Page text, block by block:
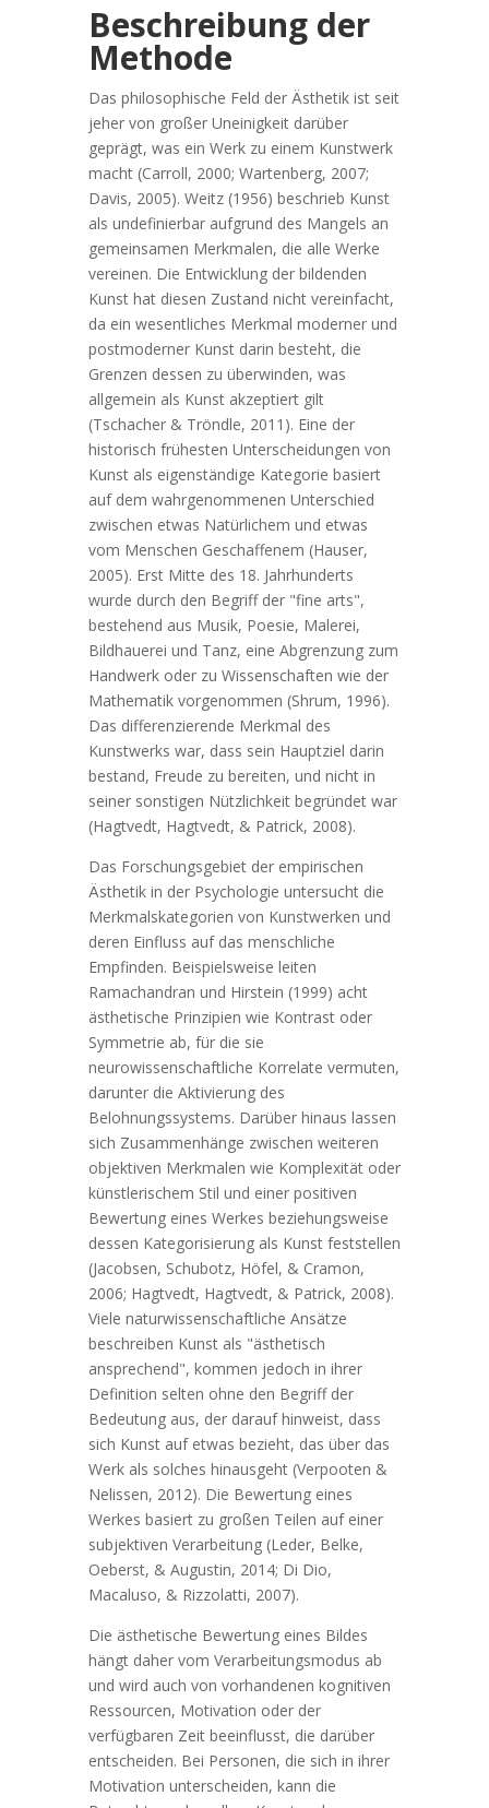
Beschreibung der
Methode
Das philosophische Feld der Ästhetik ist seit
jeher von großer Uneinigkeit darüber
geprägt, was ein Werk zu einem Kunstwerk
macht (Carroll, 2000; Wartenberg, 2007;
Davis, 2005). Weitz (1956) beschrieb Kunst
als undefinierbar aufgrund des Mangels an
gemeinsamen Merkmalen, die alle Werke
vereinen. Die Entwicklung der bildenden
Kunst hat diesen Zustand nicht vereinfacht,
da ein wesentliches Merkmal moderner und
postmoderner Kunst darin besteht, die
Grenzen dessen zu überwinden, was
allgemein als Kunst akzeptiert gilt
(Tschacher & Tröndle, 2011). Eine der
historisch frühesten Unterscheidungen von
Kunst als eigenständige Kategorie basiert
auf dem wahrgenommenen Unterschied
zwischen etwas Natürlichem und etwas
vom Menschen Geschaffenem (Hauser,
2005). Erst Mitte des 18. Jahrhunderts
wurde durch den Begriff der "fine arts",
bestehend aus Musik, Poesie, Malerei,
Bildhauerei und Tanz, eine Abgrenzung zum
Handwerk oder zu Wissenschaften wie der
Mathematik vorgenommen (Shrum, 1996).
Das differenzierende Merkmal des
Kunstwerks war, dass sein Hauptziel darin
bestand, Freude zu bereiten, und nicht in
seiner sonstigen Nützlichkeit begründet war
(Hagtvedt, Hagtvedt, & Patrick, 2008).
Das Forschungsgebiet der empirischen
Ästhetik in der Psychologie untersucht die
Merkmalskategorien von Kunstwerken und
deren Einfluss auf das menschliche
Empfinden. Beispielsweise leiten
Ramachandran und Hirstein (1999) acht
ästhetische Prinzipien wie Kontrast oder
Symmetrie ab, für die sie
neurowissenschaftliche Korrelate vermuten,
darunter die Aktivierung des
Belohnungssystems. Darüber hinaus lassen
sich Zusammenhänge zwischen weiteren
objektiven Merkmalen wie Komplexität oder
künstlerischem Stil und einer positiven
Bewertung eines Werkes beziehungsweise
dessen Kategorisierung als Kunst feststellen
(Jacobsen, Schubotz, Höfel, & Cramon,
2006; Hagtvedt, Hagtvedt, & Patrick, 2008).
Viele naturwissenschaftliche Ansätze
beschreiben Kunst als "ästhetisch
ansprechend", kommen jedoch in ihrer
Definition selten ohne den Begriff der
Bedeutung aus, der darauf hinweist, dass
sich Kunst auf etwas bezieht, das über das
Werk als solches hinausgeht (Verpooten &
Nelissen, 2012). Die Bewertung eines
Werkes basiert zu großen Teilen auf einer
subjektiven Verarbeitung (Leder, Belke,
Oeberst, & Augustin, 2014; Di Dio,
Macaluso, & Rizzolatti, 2007).
Die ästhetische Bewertung eines Bildes
hängt daher vom Verarbeitungsmodus ab
und wird auch von vorhandenen kognitiven
Ressourcen, Motivation oder der
verfügbaren Zeit beeinflusst, die darüber
entscheiden. Bei Personen, die sich in ihrer
Motivation unterscheiden, kann die